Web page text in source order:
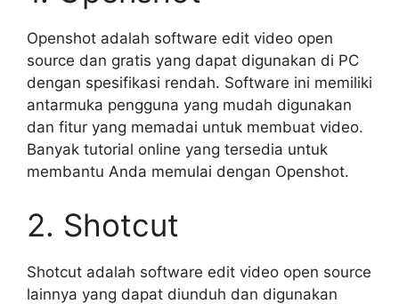
Openshot adalah software edit video open
source dan gratis yang dapat digunakan di PC
dengan spesifikasi rendah. Software ini memiliki
antarmuka pengguna yang mudah digunakan
dan fitur yang memadai untuk membuat video.
Banyak tutorial online yang tersedia untuk
membantu Anda memulai dengan Openshot.
2. Shotcut
Shotcut adalah software edit video open source
lainnya yang dapat diunduh dan digunakan